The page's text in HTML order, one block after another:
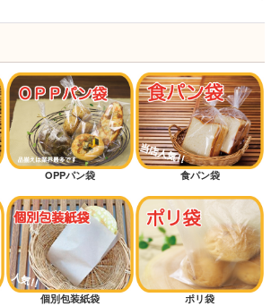
OPPパン袋 食パン袋
個別包装紙袋 ポリ袋